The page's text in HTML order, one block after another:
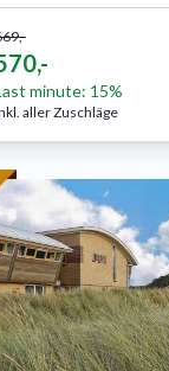
minute: 15%
aller Zuschläge